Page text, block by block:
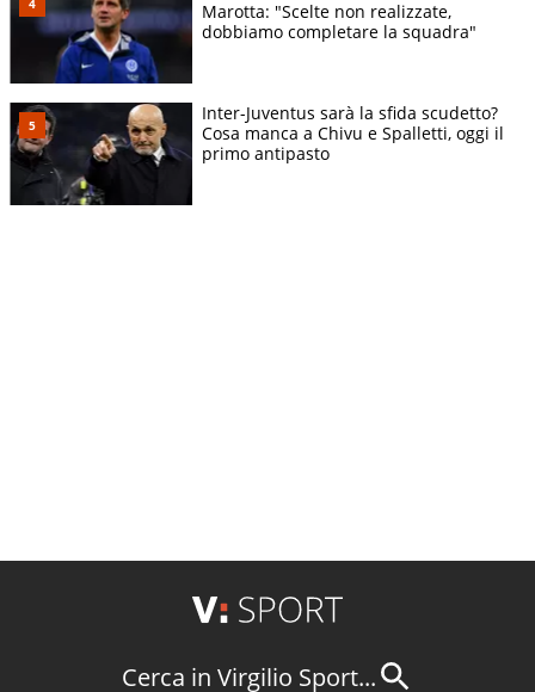
Marotta: "Scelte non realizzate,
dobbiamo completare la squadra"
Inter-Juventus sarà la sfida scudetto?
Cosa manca a Chivu e Spalletti, oggi il
primo antipasto
Cerca in Virgilio Sport...